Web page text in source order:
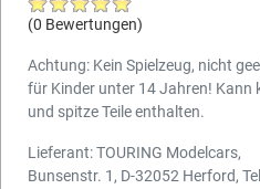
(0 Bewertungen)
Achtung: Kein Spielzeug, nicht
für Kinder unter 14 Jahren! Kann
und spitze Teile enthalten.
Lieferant: TOURING Modelcars,
Bunsenstr. 1, D-32052 Herford,